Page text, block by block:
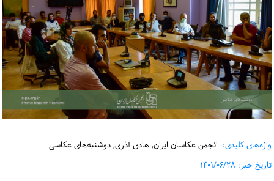
واژه‌های کلیدی: انجمن عکاسان ایران, هادی آذری, دوشنبه‌های عکاسی
تاریخ خبر: ۱۴۰۱/۰۶/۲۸